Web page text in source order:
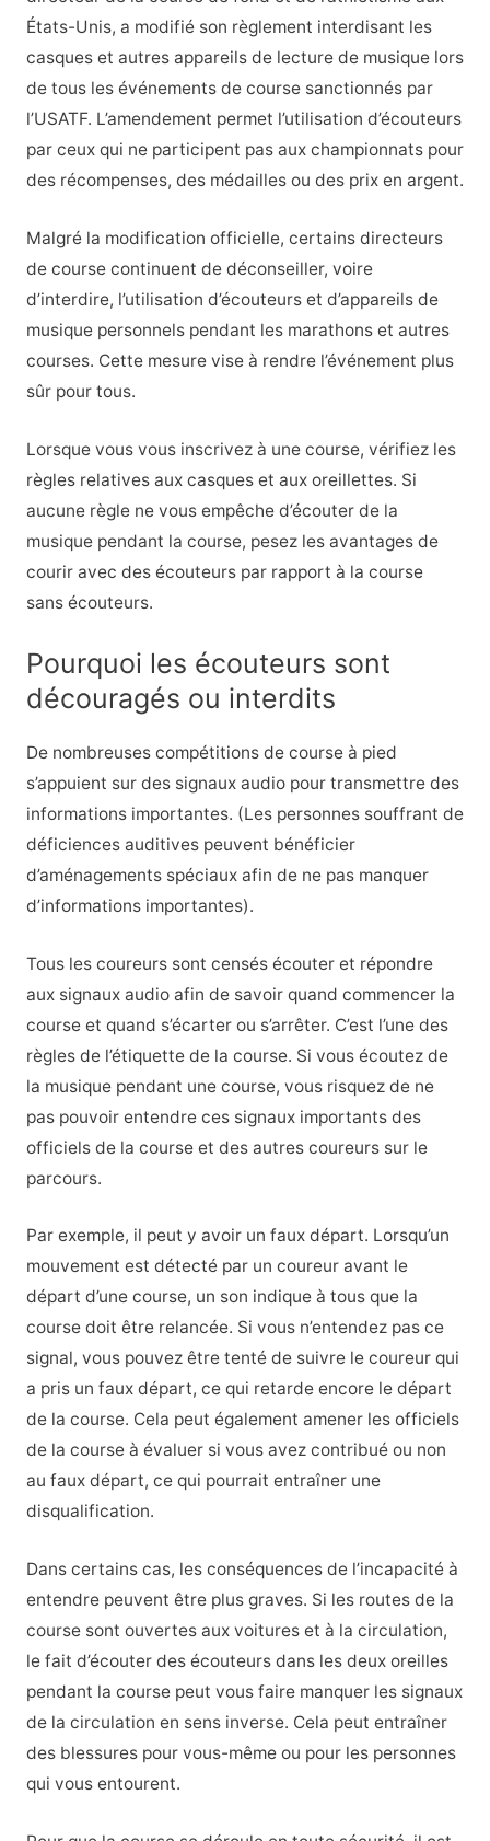
États-Unis, a modifié son règlement interdisant les
casques et autres appareils de lecture de musique lors
de tous les événements de course sanctionnés par
l’USATF. L’amendement permet l’utilisation d’écouteurs
par ceux qui ne participent pas aux championnats pour
des récompenses, des médailles ou des prix en argent.
Malgré la modification officielle, certains directeurs
de course continuent de déconseiller, voire
d’interdire, l’utilisation d’écouteurs et d’appareils de
musique personnels pendant les marathons et autres
courses. Cette mesure vise à rendre l’événement plus
sûr pour tous.
Lorsque vous vous inscrivez à une course, vérifiez les
règles relatives aux casques et aux oreillettes. Si
aucune règle ne vous empêche d’écouter de la
musique pendant la course, pesez les avantages de
courir avec des écouteurs par rapport à la course
sans écouteurs.
Pourquoi les écouteurs sont
découragés ou interdits
De nombreuses compétitions de course à pied
s’appuient sur des signaux audio pour transmettre des
informations importantes. (Les personnes souffrant de
déficiences auditives peuvent bénéficier
d’aménagements spéciaux afin de ne pas manquer
d’informations importantes).
Tous les coureurs sont censés écouter et répondre
aux signaux audio afin de savoir quand commencer la
course et quand s’écarter ou s’arrêter. C’est l’une des
règles de l’étiquette de la course. Si vous écoutez de
la musique pendant une course, vous risquez de ne
pas pouvoir entendre ces signaux importants des
officiels de la course et des autres coureurs sur le
parcours.
Par exemple, il peut y avoir un faux départ. Lorsqu’un
mouvement est détecté par un coureur avant le
départ d’une course, un son indique à tous que la
course doit être relancée. Si vous n’entendez pas ce
signal, vous pouvez être tenté de suivre le coureur qui
a pris un faux départ, ce qui retarde encore le départ
de la course. Cela peut également amener les officiels
de la course à évaluer si vous avez contribué ou non
au faux départ, ce qui pourrait entraîner une
disqualification.
Dans certains cas, les conséquences de l’incapacité à
entendre peuvent être plus graves. Si les routes de la
course sont ouvertes aux voitures et à la circulation,
le fait d’écouter des écouteurs dans les deux oreilles
pendant la course peut vous faire manquer les signaux
de la circulation en sens inverse. Cela peut entraîner
des blessures pour vous-même ou pour les personnes
qui vous entourent.